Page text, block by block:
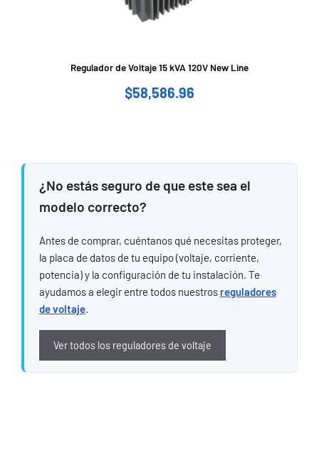
Regulador de Voltaje 15 kVA 120V New Line
$58,586.96
¿No estás seguro de que este sea el
modelo correcto?
Antes de comprar, cuéntanos qué necesitas proteger,
la placa de datos de tu equipo (voltaje, corriente,
potencia) y la configuración de tu instalación. Te
ayudamos a elegir entre todos nuestros reguladores
de voltaje.
Ver todos los reguladores de voltaje